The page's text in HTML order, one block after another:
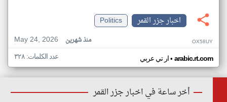
اخبار جزر القمر
Politics
May 24, 2026
منذ شهرين OX58UY
ار تي عربي• arabic.rt.com عدد الكلمات: ٣٢٨
أخر ساعة في اخبار جزر القمر